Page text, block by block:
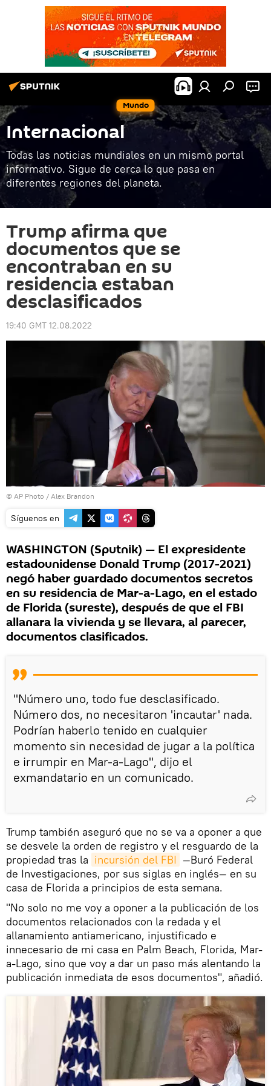
Mundo
Internacional
Todas las noticias mundiales en un mismo portal
informativo. Sigue de cerca lo que pasa en
diferentes regiones del planeta.
Trump afirma que
documentos que se
encontraban en su
residencia estaban
desclasificados
19:40 GMT 12.08.2022
© AP Photo / Alex Brandon
Síguenos en
WASHINGTON (Sputnik) — El expresidente
estadounidense Donald Trump (2017-2021)
negó haber guardado documentos secretos
en su residencia de Mar-a-Lago, en el estado
de Florida (sureste), después de que el FBI
allanara la vivienda y se llevara, al parecer,
documentos clasificados.
"Número uno, todo fue desclasificado.
Número dos, no necesitaron 'incautar' nada.
Podrían haberlo tenido en cualquier
momento sin necesidad de jugar a la política
e irrumpir en Mar-a-Lago", dijo el
exmandatario en un comunicado.
Trump también aseguró que no se va a oponer a que
se desvele la orden de registro y el resguardo de la
propiedad tras la incursión del FBI —Buró Federal
de Investigaciones, por sus siglas en inglés— en su
casa de Florida a principios de esta semana.
"No solo no me voy a oponer a la publicación de los
documentos relacionados con la redada y el
allanamiento antiamericano, injustificado e
innecesario de mi casa en Palm Beach, Florida, Mar-
a-Lago, sino que voy a dar un paso más alentando la
publicación inmediata de esos documentos", añadió.